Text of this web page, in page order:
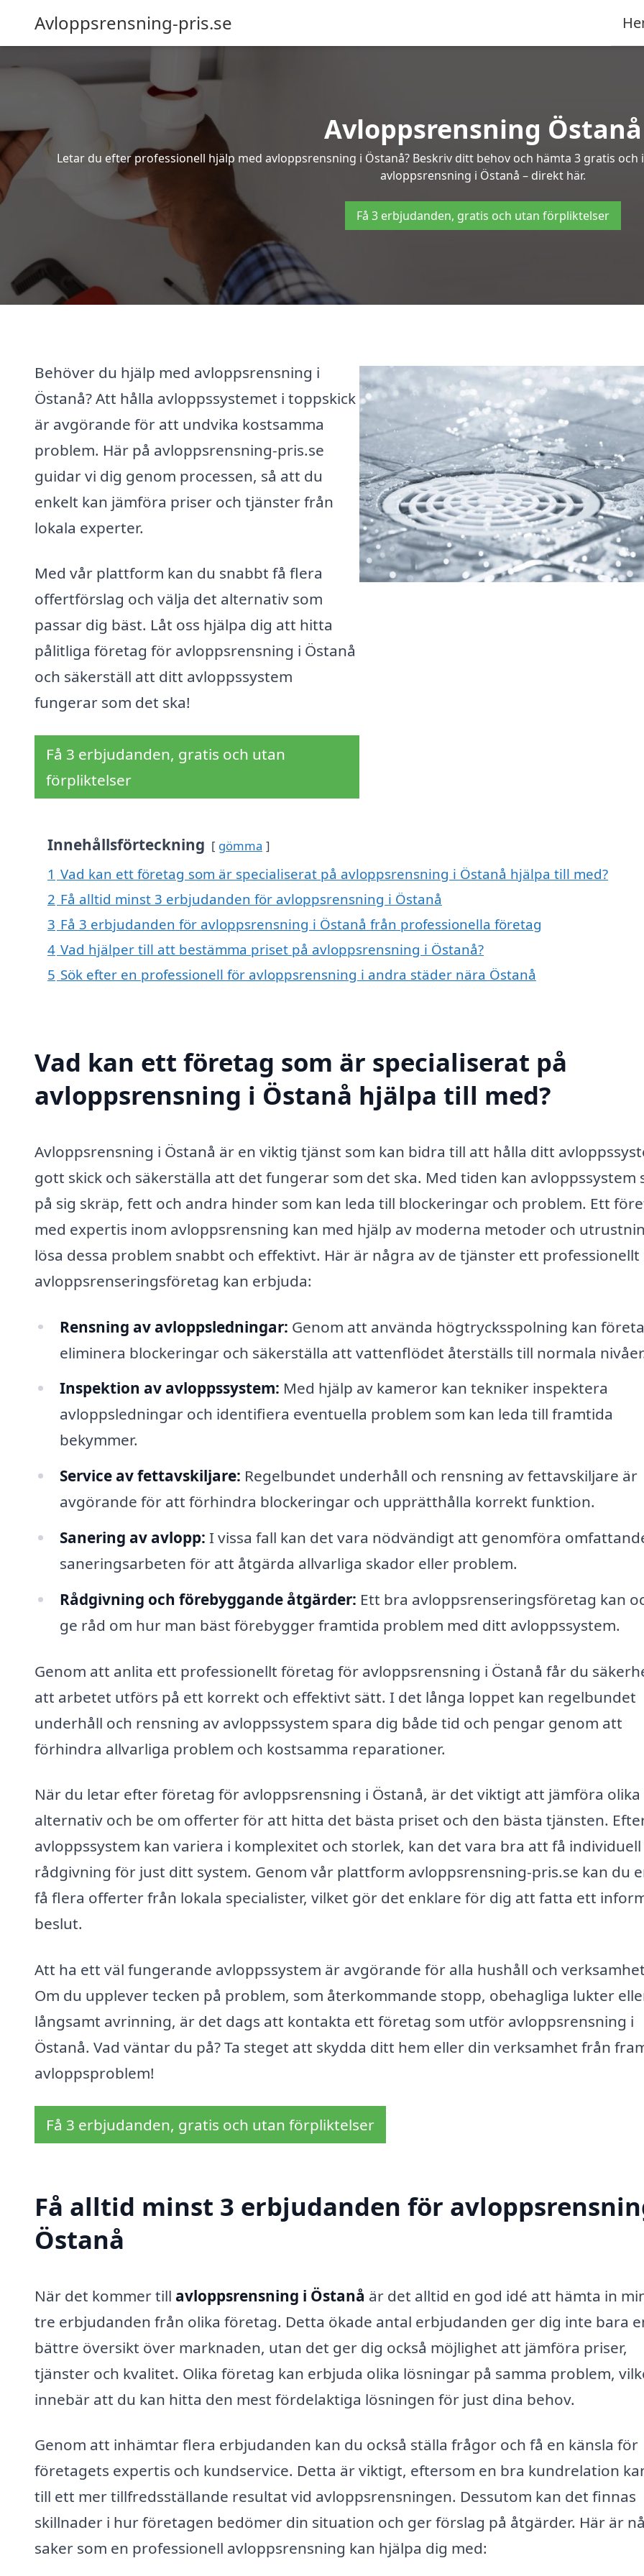
Avloppsrensning-pris.se
Avloppsrensning Östanå
Letar du efter professionell hjälp med avloppsrensning i Östanå? Beskriv ditt behov och hämta 3 gratis
avloppsrensning i Östanå – direkt här.
Få 3 erbjudanden, gratis och utan förpliktelser
Behöver du hjälp med avloppsrensning i
Östanå? Att hålla avloppssystemet i toppskick
är avgörande för att undvika kostsamma
problem. Här på avloppsrensning-pris.se
guidar vi dig genom processen, så att du
enkelt kan jämföra priser och tjänster från
lokala experter.
Med vår plattform kan du snabbt få flera
offertförslag och välja det alternativ som
passar dig bäst. Låt oss hjälpa dig att hitta
pålitliga företag för avloppsrensning i Östanå
och säkerställ att ditt avloppssystem
fungerar som det ska!
Få 3 erbjudanden, gratis och utan
förpliktelser
Innehållsförteckning gömma
1 Vad kan ett företag som är specialiserat på avloppsrensning i Östanå hjälpa till med?
2 Få alltid minst 3 erbjudanden för avloppsrensning i Östanå
3 Få 3 erbjudanden för avloppsrensning i Östanå från professionella företag
4 Vad hjälper till att bestämma priset på avloppsrensning i Östanå?
5 Sök efter en professionell för avloppsrensning i andra städer nära Östanå
Vad kan ett företag som är specialiserat på
avloppsrensning i Östanå hjälpa till med?
Avloppsrensning i Östanå är en viktig tjänst som kan bidra till att hålla ditt
gott skick och säkerställa att det fungerar som det ska. Med tiden kan avloppssystem
på sig skräp, fett och andra hinder som kan leda till blockeringar och problem. Ett
med expertis inom avloppsrensning kan med hjälp av moderna metoder och
lösa dessa problem snabbt och effektivt. Här är några av de tjänster ett professionellt
avloppsrenseringsföretag kan erbjuda:
Rensning av avloppsledningar: Genom att använda högtrycksspolning kan
eliminera blockeringar och säkerställa att vattenflödet återställs till normala
Inspektion av avloppssystem: Med hjälp av kameror kan tekniker inspektera
avloppsledningar och identifiera eventuella problem som kan leda till framtida
bekymmer.
Service av fettavskiljare: Regelbundet underhåll och rensning av fettavskiljare är
avgörande för att förhindra blockeringar och upprätthålla korrekt funktion.
Sanering av avlopp: I vissa fall kan det vara nödvändigt att genomföra
saneringsarbeten för att åtgärda allvarliga skador eller problem.
Rådgivning och förebyggande åtgärder: Ett bra avloppsrenseringsföretag kan
ge råd om hur man bäst förebygger framtida problem med ditt avloppssystem.
Genom att anlita ett professionellt företag för avloppsrensning i Östanå får du
att arbetet utförs på ett korrekt och effektivt sätt. I det långa loppet kan regelbundet
underhåll och rensning av avloppssystem spara dig både tid och pengar genom att
förhindra allvarliga problem och kostsamma reparationer.
När du letar efter företag för avloppsrensning i Östanå, är det viktigt att jämföra olika
alternativ och be om offerter för att hitta det bästa priset och den bästa tjänsten.
avloppssystem kan variera i komplexitet och storlek, kan det vara bra att få individuell
rådgivning för just ditt system. Genom vår plattform avloppsrensning-pris.se kan du
få flera offerter från lokala specialister, vilket gör det enklare för dig att fatta ett
beslut.
Att ha ett väl fungerande avloppssystem är avgörande för alla hushåll och
Om du upplever tecken på problem, som återkommande stopp, obehagliga lukter
långsamt avrinning, är det dags att kontakta ett företag som utför avloppsrensning i
Östanå. Vad väntar du på? Ta steget att skydda ditt hem eller din verksamhet från
avloppsproblem!
Få 3 erbjudanden, gratis och utan förpliktelser
Få alltid minst 3 erbjudanden för
Östanå
När det kommer till avloppsrensning i Östanå är det alltid en god idé att hämta in
tre erbjudanden från olika företag. Detta ökade antal erbjudanden ger dig inte bara
bättre översikt över marknaden, utan det ger dig också möjlighet att jämföra priser,
tjänster och kvalitet. Olika företag kan erbjuda olika lösningar på samma problem,
innebär att du kan hitta den mest fördelaktiga lösningen för just dina behov.
Genom att inhämtar flera erbjudanden kan du också ställa frågor och få en känsla för
företagets expertis och kundservice. Detta är viktigt, eftersom en bra kundrelation
till ett mer tillfredsställande resultat vid avloppsrensningen. Dessutom kan det finnas
skillnader i hur företagen bedömer din situation och ger förslag på åtgärder. Här är
saker som en professionell avloppsrensning kan hjälpa dig med: